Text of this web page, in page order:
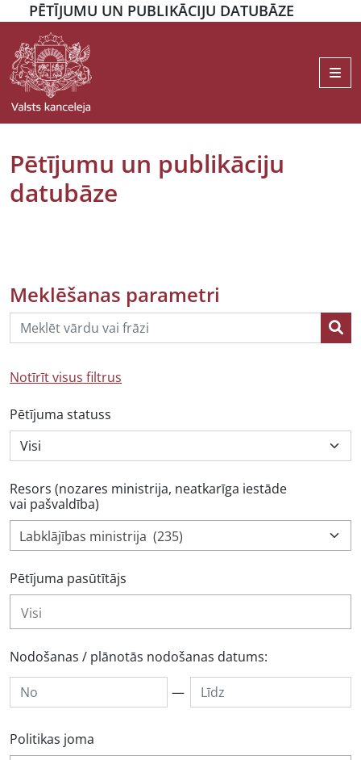
PĒTĪJUMU UN PUBLIKĀCIJU DATUBĀZE
Pētījumu un publikāciju
datubāze
Meklēšanas parametri
Notīrīt visus filtrus
Pētījuma statuss
Resors (nozares ministrija, neatkarīga iestāde
vai pašvaldība)
Labklājības ministrija (235)
Pētījuma pasūtītājs
Nodošanas / plānotās nodošanas datums:
—
Politikas joma